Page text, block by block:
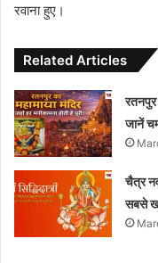
रवाना हुए।
Related Articles
रतनपुर
जानें
चैत्र
सबसे